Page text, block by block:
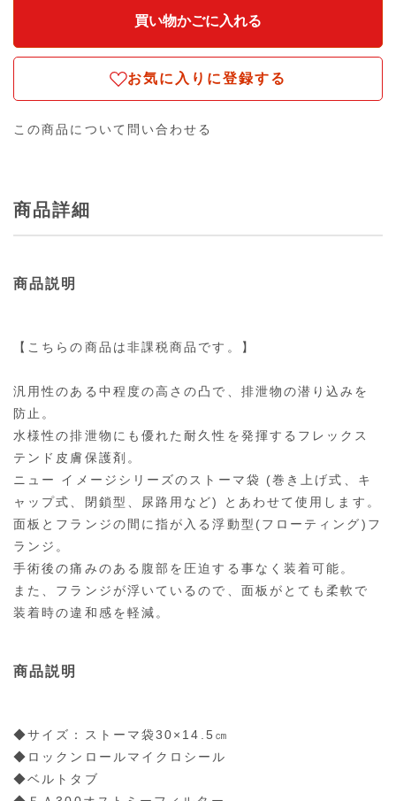
お気に入りに登録する
この商品について問い合わせる
商品詳細
商品説明
【こちらの商品は非課税商品です。】
汎用性のある中程度の高さの凸で、排泄物の潜り込みを
防止。
水様性の排泄物にも優れた耐久性を発揮するフレックス
テンド皮膚保護剤。
ニュー イメージシリーズのストーマ袋 (巻き上げ式、キ
ャップ式、閉鎖型、尿路用など) とあわせて使用します。
面板とフランジの間に指が入る浮動型(フローティング)フ
ランジ。
手術後の痛みのある腹部を圧迫する事なく装着可能。
また、フランジが浮いているので、面板がとても柔軟で
装着時の違和感を軽減。
商品説明
◆サイズ：ストーマ袋30×14.5㎝
◆ロックンロールマイクロシール
◆ベルトタブ